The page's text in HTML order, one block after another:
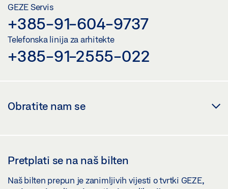
GEZE Servis
+385-91-604-9737
Telefonska linija za arhitekte
+385-91-2555-022
Obratite nam se
Pretplati se na naš bilten
Naš bilten prepun je zanimljivih vijesti o tvrtki GEZE,